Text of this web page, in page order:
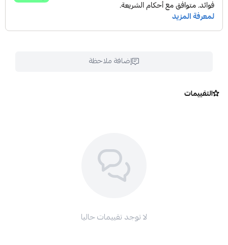
إضافة ملاحظة
التقييمات
لا توجد تقييمات حاليا